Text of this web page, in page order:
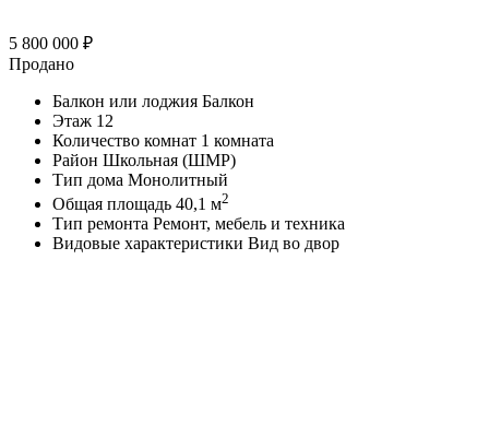
5 800 000 ₽
Продано
Балкон или лоджия Балкон
Этаж 12
Количество комнат 1 комната
Район Школьная (ШМР)
Тип дома Монолитный
Общая площадь 40,1 м2
Тип ремонта Ремонт, мебель и техника
Видовые характеристики Вид во двор